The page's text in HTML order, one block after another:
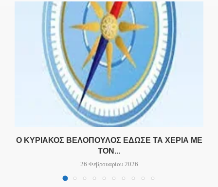
Ο ΚΥΡΙΆΚΟΣ ΒΕΛΌΠΟΥΛΟΣ ΈΔΩΣΕ ΤΑ ΧΈΡΙΑ ΜΕ
ΤΟΝ...
26 Φεβρουαρίου 2026